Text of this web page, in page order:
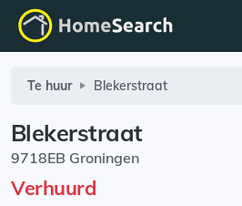
Te huur Blekerstraat
Blekerstraat
9718EB Groningen
Verhuurd